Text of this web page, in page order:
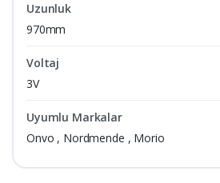
Uzunluk
970mm
Voltaj
3V
Uyumlu Markalar
Onvo , Nordmende , Morio